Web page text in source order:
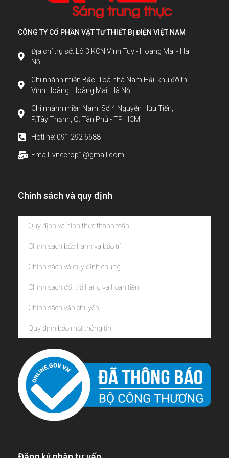
CÔNG TY CỔ PHẦN VẬT TƯ THIẾT BỊ ĐIỆN VIỆT NAM
Địa chỉ trụ sở: Lô 3 KCN Vĩnh Tuy - Hoàng Mai - Hà
Nội
Chi nhánh miền Bắc: Toà nhà Nam Hải, khu đô thị
Vĩnh Hoàng, Hoàng Mai, Hà Nội
Chi nhánh miền Nam: Số 4 Nguyễn Hữu Tiến,
P.Tây Thạnh, Q. Tân Phú - TP HCM
Hotline: 091 292 6688
Email: vnecrop1@gmail.com
Chính sách và quy định
Quy định và hình thức thanh toán
Chính sách bảo hành và bảo trì
Chính sách và quy định chung
Chính sách đổi trả hàng và hoàn tiền
Chính sách vận chuyển
Quy định bảo mật thông tin